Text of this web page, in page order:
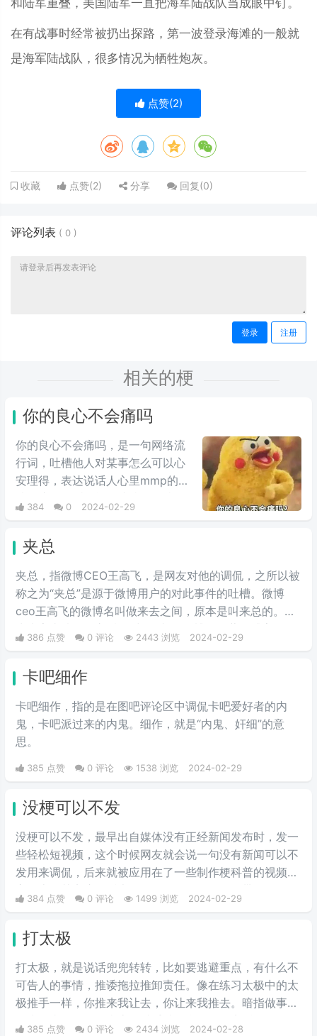
和陆军重叠，美国陆军一直把海军陆战队当成眼中钉。
在有战事时经常被扔出探路，第一波登录海滩的一般就
是海军陆战队，很多情况为牺牲炮灰。
点赞(2)
收藏 点赞(2) 分享 回复(0)
评论列表 ( 0 )
登录 注册
相关的梗
你的良心不会痛吗
你的良心不会痛吗，是一句网络流
行词，吐槽他人对某事怎么可以心
安理得，表达说话人心里mmp的心
情。这里的“痛”含有“内疚、愧疚、
不好意思”等含义，并不是“疼痛”的
会内疚吗，来源于热图鹦鹉兄弟表
情包，火于知乎，该词也被《咬文
嚼字》评为2017年度十大流行语之
一，现在多用于聊天中的表情包。
384 0 2024-02-29
夹总
夹总，指微博CEO王高飞，是网友对他的调侃，之所以被
称之为“夹总”是源于微博用户的对此事件的吐槽。微博
ceo王高飞的微博名叫做来去之间，原本是叫来总的。因
为来字去掉一竖之后是“夹”，并且微博把屏蔽敏感字的行
为称为“夹”，所以来去之间喜提夹总这一称号。
386 点赞 0 评论 2443 浏览 2024-02-29
卡吧细作
卡吧细作，指的是在图吧评论区中调侃卡吧爱好者的内
鬼，卡吧派过来的内鬼。细作，就是“内鬼、奸细”的意
思。
385 点赞 0 评论 1538 浏览 2024-02-29
没梗可以不发
没梗可以不发，最早出自媒体没有正‌‌‌‌‌‌‌‌经新闻发布时，发一
些轻松短视频，这个时候网友就会说一句没有新闻可以不
发用来调侃，后来就被应用在了一些制作梗科普的视频博
主身上，其实这句话也不算是批评，更多的是带有玩梗的
意味。“解梗博主”的嘲讽发言，指各类梗科普相关的作者
破梗、旧梗来敷衍了事，不被认可时，网友们就会评论一
句“没梗可以不发”。
384 点赞 0 评论 1499 浏览 2024-02-29
打太极
打太极，就是说话兜兜转转，比如要逃避重点，有什么不
可告人的事情，推诿拖拉推卸责任。像在练习太极中的太
极推手一样，你推来我让去，你让来我推去。暗指做事情
推来推去，不明确表态，避重就轻含糊不说实话。
385 点赞 0 评论 2434 浏览 2024-02-28